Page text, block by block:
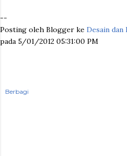
--
Posting oleh Blogger ke Desain dan
pada 5/01/2012 05:31:00 PM
Berbagi